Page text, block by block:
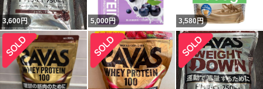
3,600円 5,000円 3,580円